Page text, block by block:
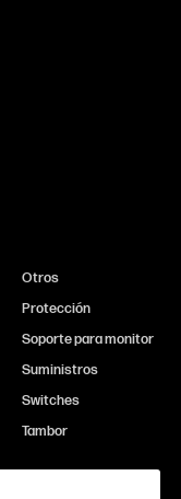
Otros
Protección
Soporte para monitor
Suministros
Switches
Tambor